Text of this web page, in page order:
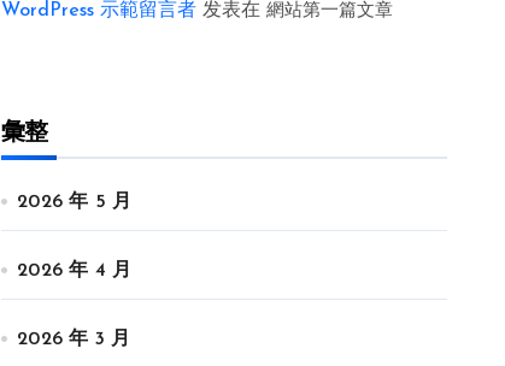
WordPress 示範留言者 发表在 網站第一篇文章
彙整
2026 年 5 月
2026 年 4 月
2026 年 3 月